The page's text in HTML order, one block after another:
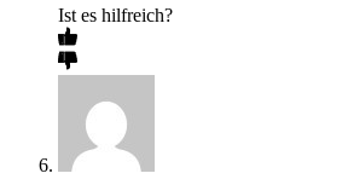
Ist es hilfreich?